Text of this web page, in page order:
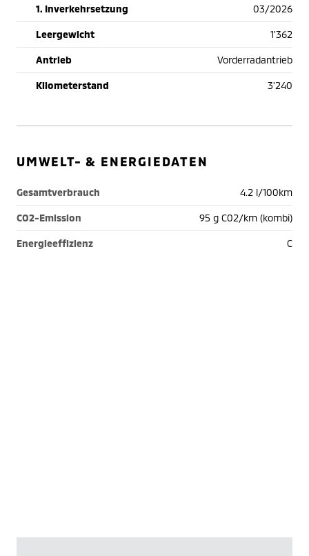
1. Inverkehrsetzung 03/2026
Leergewicht 1'362
Antrieb Vorderradantrieb
Kilometerstand 3'240
UMWELT- & ENERGIEDATEN
Gesamtverbrauch 4.2 l/100km
CO2-Emission 95 g C02/km (kombi)
Energieeffizienz C